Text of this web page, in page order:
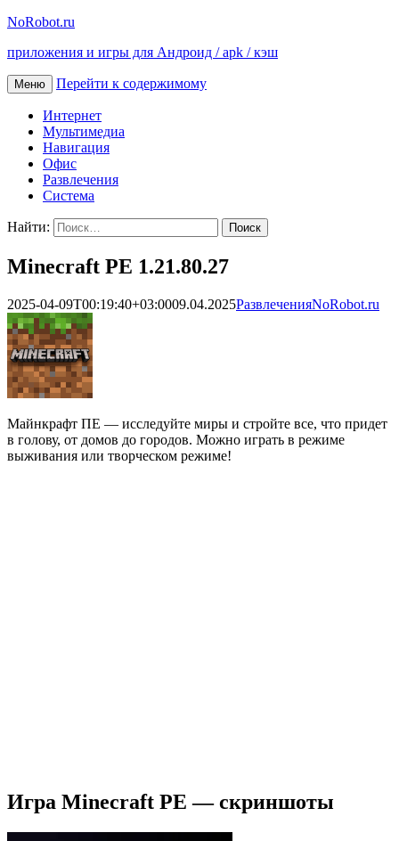
NoRobot.ru
приложения и игры для Андроид / apk / кэш
Меню Перейти к содержимому
Интернет
Мультимедиа
Навигация
Офис
Развлечения
Система
Найти:
Minecraft PE 1.21.80.27
2025-04-09T00:19:40+03:0009.04.2025РазвлеченияNoRobot.ru
Майнкрафт ПЕ — исследуйте миры и стройте все, что придет
в голову, от домов до городов. Можно играть в режиме
выживания или творческом режиме!
Игра Minecraft PE — скриншоты